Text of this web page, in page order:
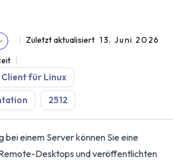
Zuletzt aktualisiert 13. Juni 2026
für Linux
2512
bei einem Server können Sie eine
Desktops und veröffentlichten